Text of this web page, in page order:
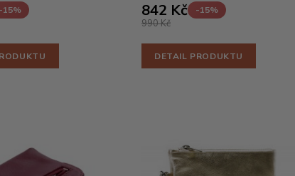
-15% 842 Kč -15%
990 Kč
DETAIL PRODUKTU